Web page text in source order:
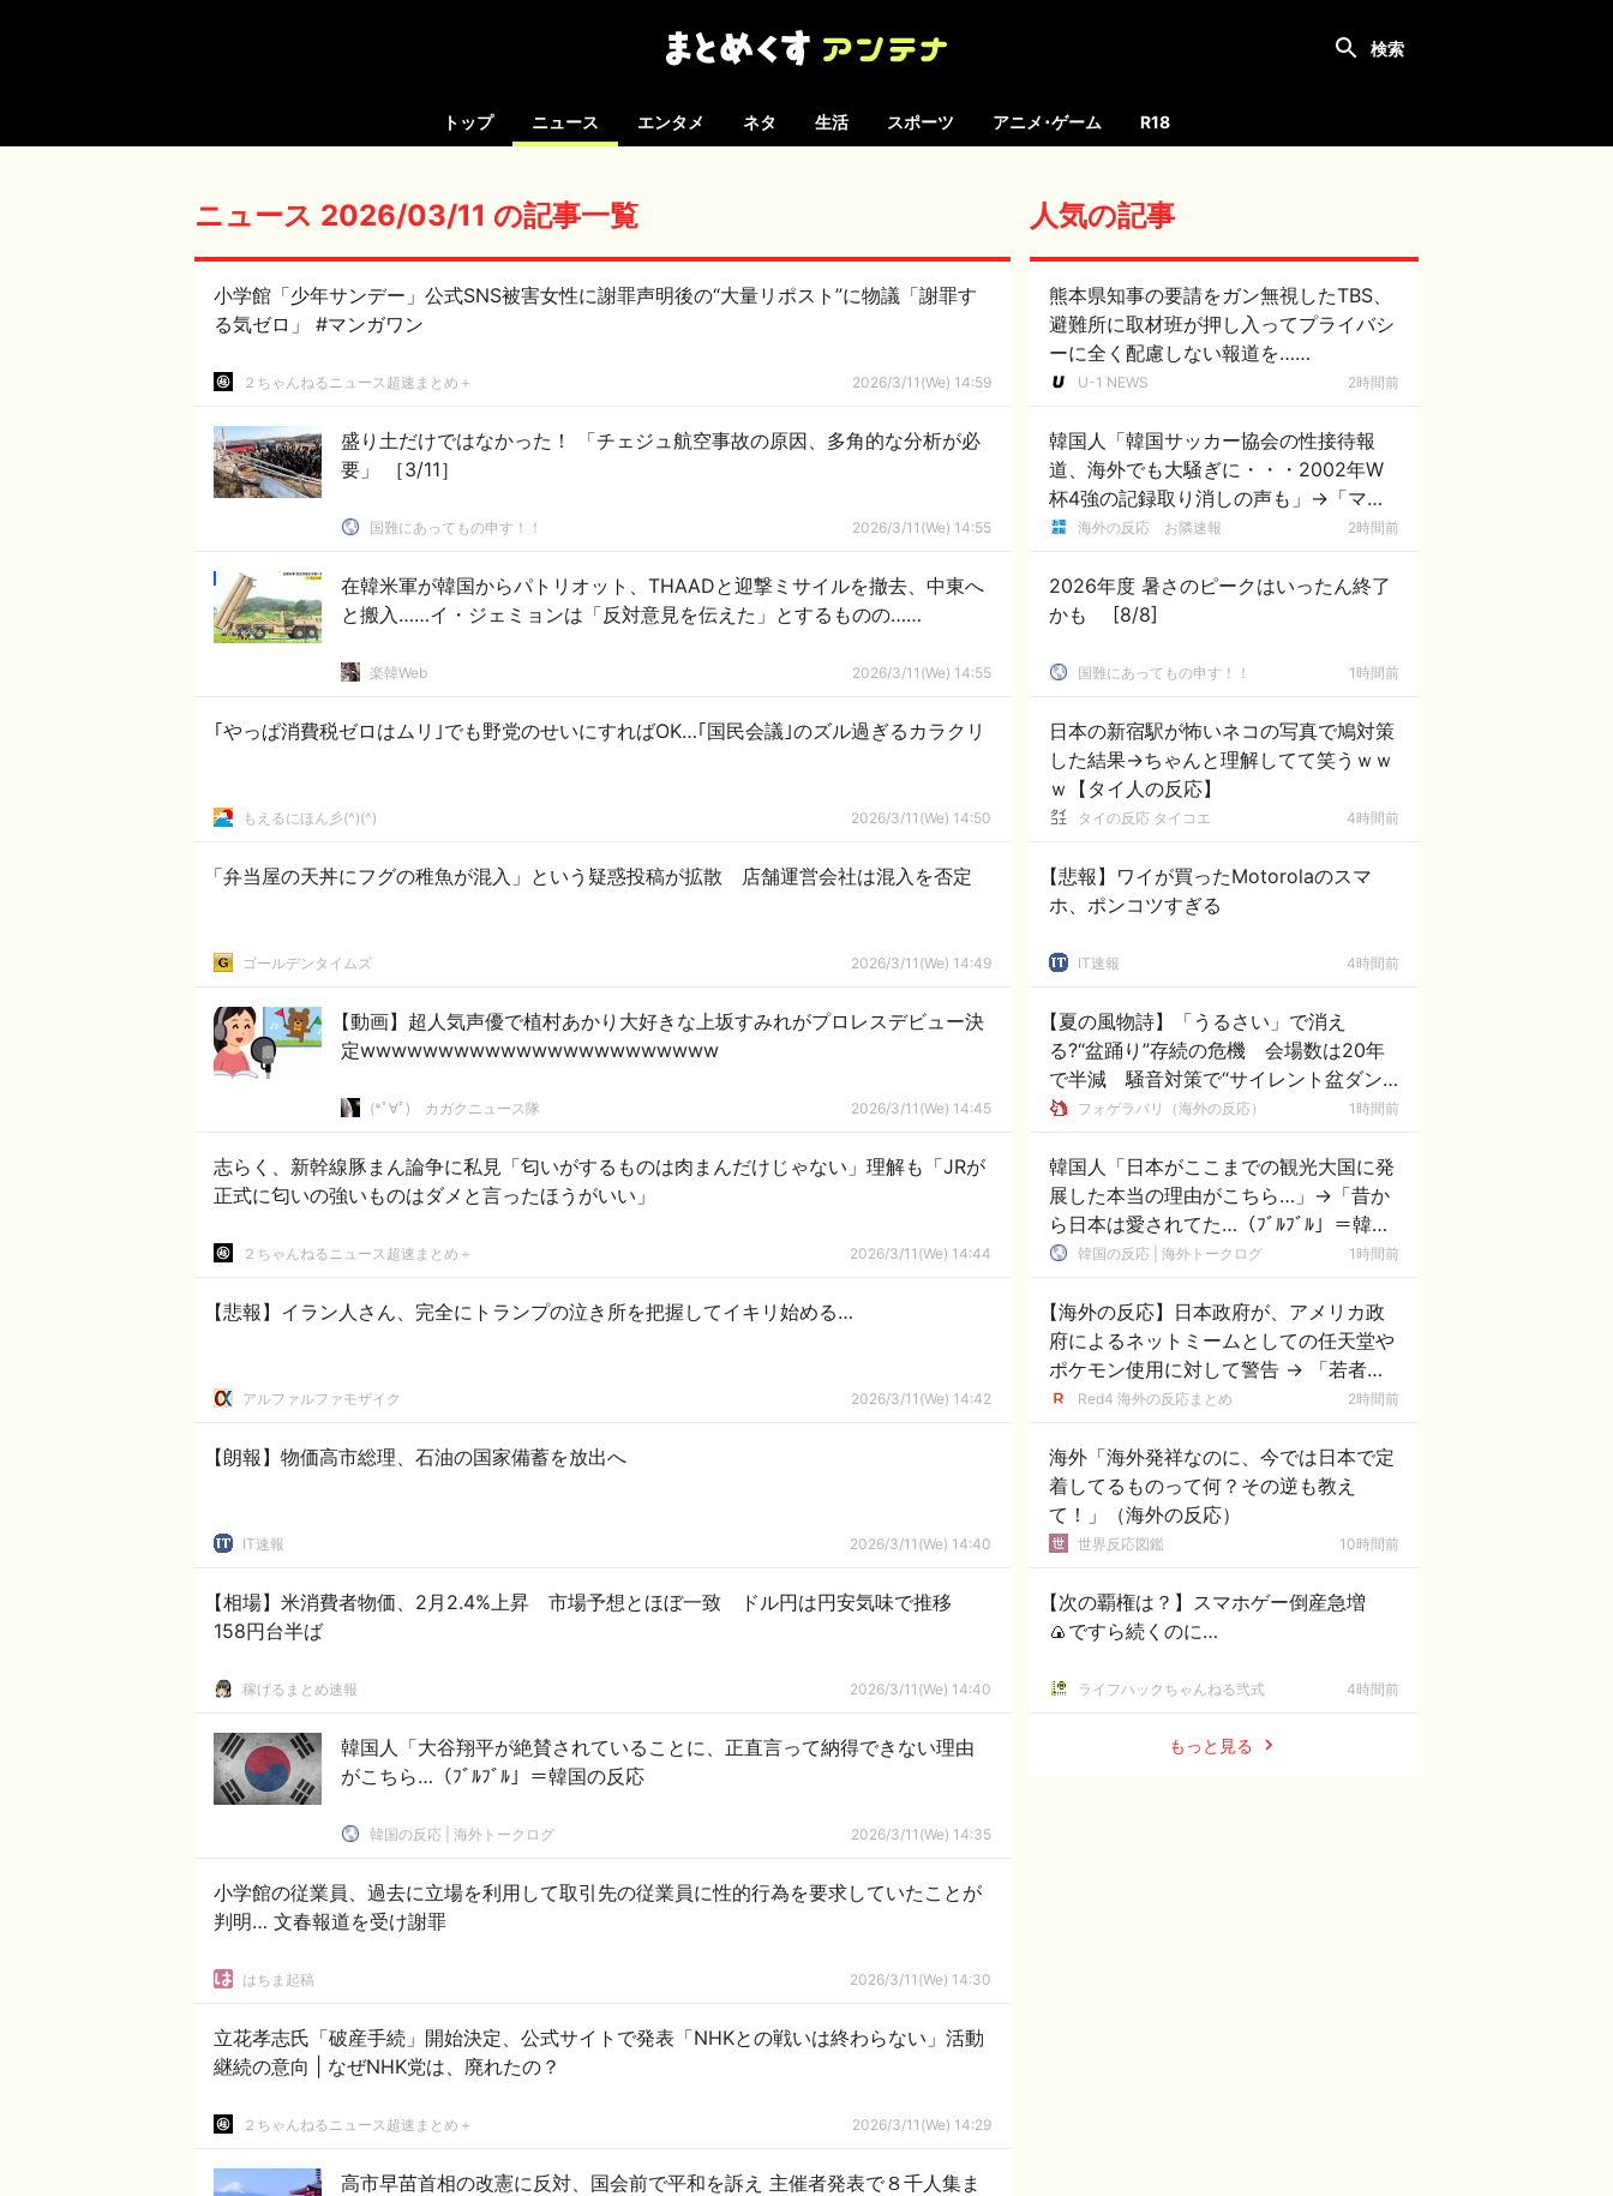
トップ ニュース エンタメ ネタ 生活 スポーツ アニメ･ゲーム R18
ニュース 2026/03/11 の記事一覧
小学館「少年サンデー」公式SNS被害女性に謝罪声明後の“大量リポスト”に物議「謝罪す
る気ゼロ」 #マンガワン
２ちゃんねるニュース超速まとめ＋ 2026/3/11(We) 14:59
盛り土だけではなかった！ 「チェジュ航空事故の原因、多角的な分析が必
要」 ［3/11］
国難にあってもの申す！！ 2026/3/11(We) 14:55
在韓米軍が韓国からパトリオット、THAADと迎撃ミサイルを撤去、中東へ
と搬入……イ・ジェミョンは「反対意見を伝えた」とするものの……
楽韓Web 2026/3/11(We) 14:55
｢やっぱ消費税ゼロはムリ｣でも野党のせいにすればOK…｢国民会議｣のズル過ぎるカラクリ
もえるにほん彡(^)(^) 2026/3/11(We) 14:50
「弁当屋の天丼にフグの稚魚が混入」という疑惑投稿が拡散 店舗運営会社は混入を否定
ゴールデンタイムズ 2026/3/11(We) 14:49
【動画】超人気声優で植村あかり大好きな上坂すみれがプロレスデビュー決
定wwwwwwwwwwwwwwwwwwwwwww
(*ﾟ∀ﾟ)ゞカガクニュース隊 2026/3/11(We) 14:45
志らく、新幹線豚まん論争に私見「匂いがするものは肉まんだけじゃない」理解も「JRが
正式に匂いの強いものはダメと言ったほうがいい」
２ちゃんねるニュース超速まとめ＋ 2026/3/11(We) 14:44
【悲報】イラン人さん、完全にトランプの泣き所を把握してイキリ始める…
アルファルファモザイク 2026/3/11(We) 14:42
【朗報】物価高市総理、石油の国家備蓄を放出へ
IT速報 2026/3/11(We) 14:40
【相場】米消費者物価、2月2.4%上昇 市場予想とほぼ一致 ドル円は円安気味で推移
158円台半ば
稼げるまとめ速報 2026/3/11(We) 14:40
韓国人「大谷翔平が絶賛されていることに、正直言って納得できない理由
がこちら…（ﾌﾞﾙﾌﾞﾙ」＝韓国の反応
韓国の反応 | 海外トークログ 2026/3/11(We) 14:35
小学館の従業員、過去に立場を利用して取引先の従業員に性的行為を要求していたことが
判明… 文春報道を受け謝罪
はちま起稿 2026/3/11(We) 14:30
立花孝志氏「破産手続」開始決定、公式サイトで発表「NHKとの戦いは終わらない」活動
継続の意向 | なぜNHK党は、廃れたの？
２ちゃんねるニュース超速まとめ＋ 2026/3/11(We) 14:29
高市早苗首相の改憲に反対、国会前で平和を訴え 主催者発表で８千人集ま
人気の記事
熊本県知事の要請をガン無視したTBS、
避難所に取材班が押し入ってプライバシ
ーに全く配慮しない報道を……
U-1 NEWS 2時間前
韓国人「韓国サッカー協会の性接待報
道、海外でも大騒ぎに・・・2002年W
杯4強の記録取り消しの声も」→「マジ
で国の恥だ」「2002年まで疑う価値が
ー選手が足で蹴り飛ばすね」
海外の反応 お隣速報 2時間前
2026年度 暑さのピークはいったん終了
かも [8/8]
国難にあってもの申す！！ 1時間前
日本の新宿駅が怖いネコの写真で鳩対策
した結果→ちゃんと理解してて笑うｗｗ
ｗ【タイ人の反応】
タイの反応 タイコエ 4時間前
【悲報】ワイが買ったMotorolaのスマ
ホ、ポンコツすぎる
IT速報 4時間前
【夏の風物詩】「うるさい」で消え
る?“盆踊り”存続の危機 会場数は20年
で半減 騒音対策で“サイレント盆ダン
ス”もフォゲラバリ（海外の反応） 1時間前
韓国人「日本がここまでの観光大国に発
展した本当の理由がこちら…」→「昔か
ら日本は愛されてた…（ﾌﾞﾙﾌﾞﾙ」＝韓国
の反応韓国の反応 | 海外トークログ 1時間前
【海外の反応】日本政府が、アメリカ政
府によるネットミームとしての任天堂や
ポケモン使用に対して警告 → 「若者票
を集めたいんだろうな」「任天堂の法務
Red4 海外の反応まとめ 2時間前
海外「海外発祥なのに、今では日本で定
着してるものって何？その逆も教え
て！」（海外の反応）
世界反応図鑑 10時間前
【次の覇権は？】スマホゲー倒産急増
🍙ですら続くのに…
ライフハックちゃんねる弐式 4時間前
もっと見る